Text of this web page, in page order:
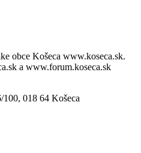
obce Košeca www.koseca.sk.
a www.forum.koseca.sk
018 64 Košeca